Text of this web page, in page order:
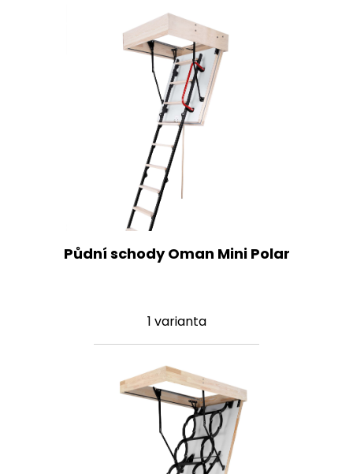
Půdní schody Oman Mini Polar
1 varianta